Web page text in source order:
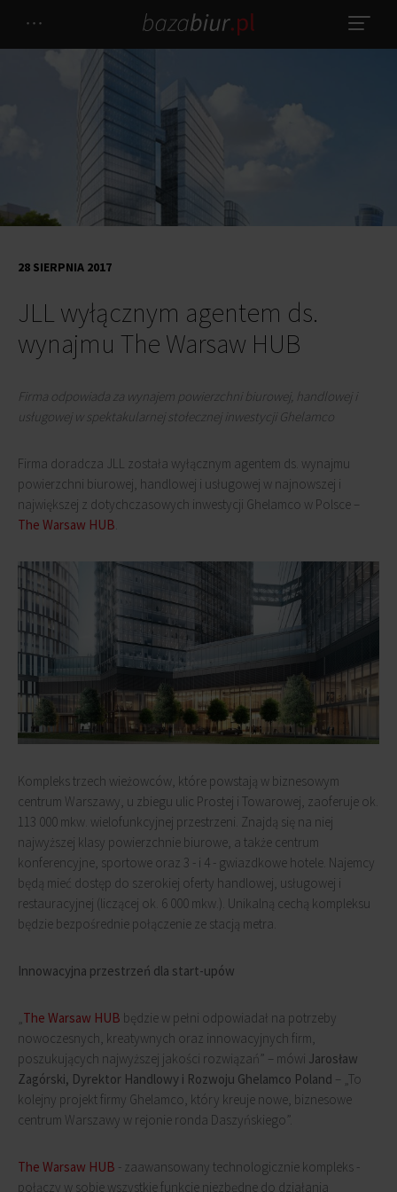
JLL wyłącznym agentem ds.
wynajmu The Warsaw HUB
28 SIERPNIA 2017
Firma odpowiada za wynajem powierzchni biurowej, handlowej i
usługowej w spektakularnej stołecznej inwestycji Ghelamco
Firma doradcza JLL została wyłącznym agentem ds. wynajmu
powierzchni biurowej, handlowej i usługowej w najnowszej i
największej z dotychczasowych inwestycji Ghelamco w Polsce –
The Warsaw HUB
Kompleks trzech wieżowców, które powstają w biznesowym
centrum Warszawy, u zbiegu ulic Prostej i Towarowej, zaoferuje ok.
113 000 mkw. wielofunkcyjnej przestrzeni. Znajdą się na niej
najwyższej klasy powierzchnie biurowe, a także centrum
konferencyjne, sportowe oraz 3 - i 4 - gwiazdkowe hotele. Najemcy
będą mieć dostęp do szerokiej oferty handlowej, usługowej i
restauracyjnej (liczącej ok. 6 000 mkw.). Unikalną cechą kompleksu
będzie bezpośrednie połączenie ze stacją metra.
Innowacyjna przestrzeń dla start-upów
The Warsaw HUB będzie w pełni odpowiadał na potrzeby
nowoczesnych, kreatywnych oraz innowacyjnych firm,
poszukujących najwyższej jakości rozwiązań” – mówi Jarosław
Zagórski, Dyrektor Handlowy i Rozwoju Ghelamco Poland – „To
kolejny projekt firmy Ghelamco, który kreuje nowe, biznesowe
centrum Warszawy w rejonie ronda Daszyńskiego”.
The Warsaw HUB - zaawansowany technologicznie kompleks -
połączy w sobie wszystkie funkcje niezbędne do działania